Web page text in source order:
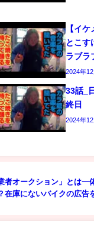
【イ
とこ
ラブラ
2024年
33話_
終日
2024年
者オークション」とは一
在庫にないバイクの広告